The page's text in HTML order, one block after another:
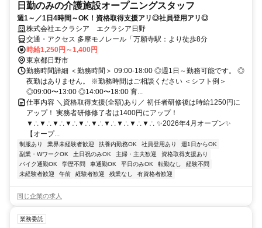
日勤のみの介護施設オープニングスタッフ
週1～／1日4時間～OK！資格取得支援アリ◎社員登用アリ◎
株式会社エクラシア エクラシア日野
交通・アクセス 多摩モノレール「万願寺駅：より徒歩8分
時給1,250円～1,400円
東京都日野市
勤務時間詳細 ＜勤務時間＞ 09:00-18:00 ◎週1日～勤務可能です。 ◎
夜勤はありません。 ※勤務時間はご相談ください ＜シフト例＞
◎09:00〜13:00 ◎14:00〜18:00 育...
仕事内容 ＼資格取得支援(全額)あり／ 初任者研修後は時給1250円に
アップ！ 実務者研修修了者は1400円にアップ！
▼∴▼∴▼∴▼∴▼∴▼∴▼∴▼∴▼∴▼∴ ✨2026年4月オープン✨
【オープ...
制服あり 業界未経験者歓迎 扶養内勤務OK 社員登用あり
週1日からOK
副業・WワークOK
土日祝のみOK 主婦・主夫歓迎
資格取得支援あり
バイク通勤OK
学歴不問 車通勤OK 平日のみOK 転勤なし
経験不問
未経験者歓迎
午前 経験者歓迎 残業なし 有資格者歓迎
同じ企業の求人
業務委託